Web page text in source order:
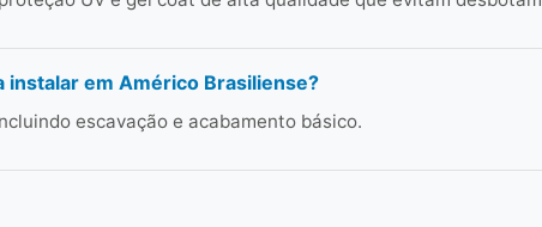
instalar em Américo Brasiliense?
escavação e acabamento básico.